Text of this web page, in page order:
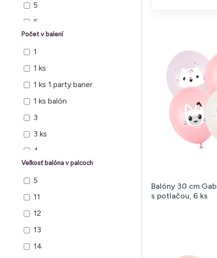
5
6
7
8
9
Počet v balení
1
1 ks
1 ks 1 party baner
1 ks balón
3
3 ks
4
6
6 ks
10
50
50 ks
100
Veľkosť balóna v palcoch
5
11
12
13
14
Balóny 30 cm
s potlačou, 6 ks